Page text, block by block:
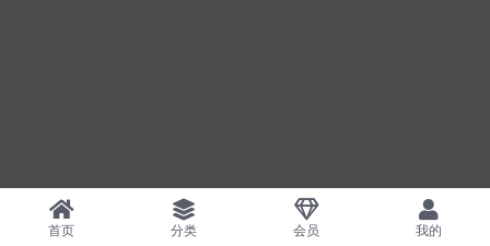
首页 分类 会员 我的